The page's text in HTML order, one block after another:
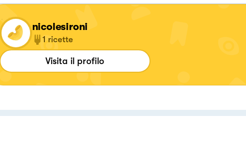
nicolesironi
1 ricette
Visita il profilo